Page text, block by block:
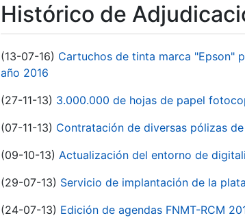
Histórico de
(13-07-16) Cartuchos de tinta marca "Epson"
año 2016
(27-11-13) 3.000.000 de hojas de papel
(07-11-13) Contratación de diversas pólizas
(09-10-13) Actualización del entorno de
(29-07-13) Servicio de implantación de la
(24-07-13) Edición de agendas FNMT-RCM